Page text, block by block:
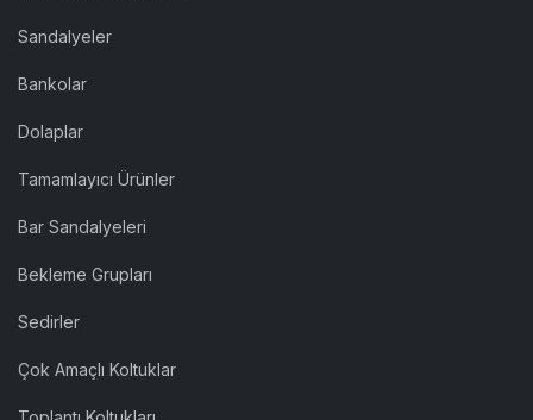
Sandalyeler
Bankolar
Dolaplar
Tamamlayıcı Ürünler
Bar Sandalyeleri
Bekleme Grupları
Sedirler
Çok Amaçlı Koltuklar